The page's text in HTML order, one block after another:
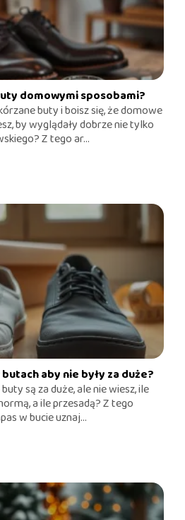
domowymi sposobami?
buty i boisz się, że domowe
by wyglądały dobrze nie tylko
Z tego ar...
aby nie były za duże?
są za duże, ale nie wiesz, ile
a ile przesadą? Z tego
w bucie uznaj...